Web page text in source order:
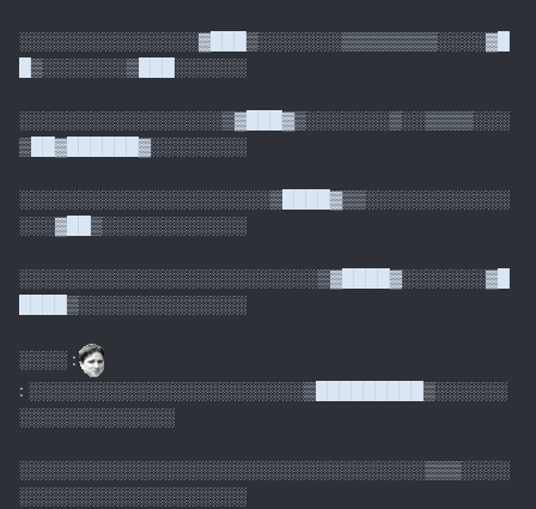
░░░░░░░░░░░░░░░▓███▒░░░░░░░▒▒▒▒▒▒▒▒░░░░▓█
█▒░░░░░░░▒███░░░░░░
░░░░░░░░░░░░░░░░░▒▓███▓▒░░░░░░░▒░░▒▒▒▒░░░
▒██▓██████▓░░░░░░░░
░░░░░░░░░░░░░░░░░░░░░▒████▓▒▒░░░░░░░░░░░░
░░░▓██▒░░░░░░░░░░░░
░░░░░░░░░░░░░░░░░░░░░░░░░▒▓████▓░░░░░░░▓█
████▒░░░░░░░░░░░░░░
░░░░ :
: ░░░░░░░░░░░░░░░░░░░░░░░▒█████████▒░░░░░░
░░░░░░░░░░░░░
░░░░░░░░░░░░░░░░░░░░░░░░░░░░░░░░░░▒▒▒░░░░
░░░░░░░░░░░░░░░░░░░